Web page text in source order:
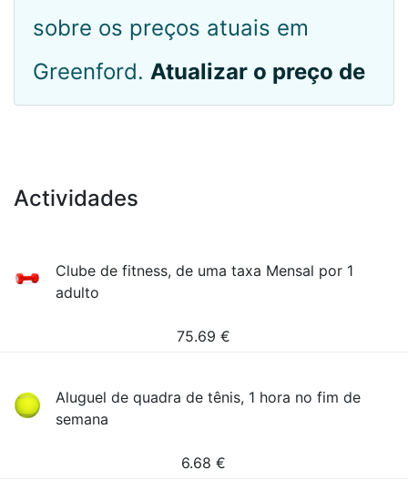
sobre os preços atuais em
Greenford. Atualizar o preço de
Actividades
Clube de fitness, de uma taxa Mensal por 1
adulto
75.69 €
Aluguel de quadra de tênis, 1 hora no fim de
semana
6.68 €